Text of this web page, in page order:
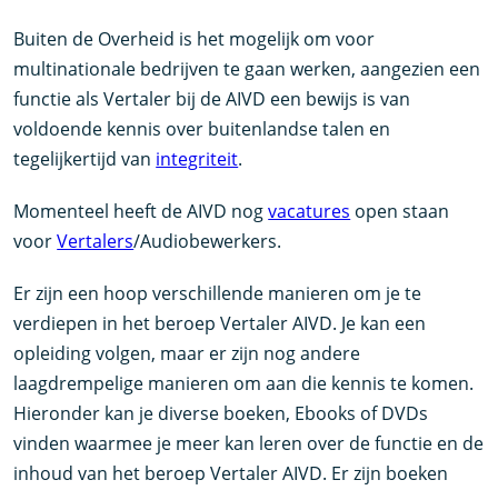
Buiten de Overheid is het mogelijk om voor
multinationale bedrijven te gaan werken, aangezien een
functie als Vertaler bij de AIVD een bewijs is van
voldoende kennis over buitenlandse talen en
tegelijkertijd van integriteit.
Momenteel heeft de AIVD nogvacatures open staan
voorVertalers/Audiobewerkers.
Er zijn een hoop verschillende manieren om je te
verdiepen in het beroep Vertaler AIVD. Je kan een
opleiding volgen, maar er zijn nog andere
laagdrempelige manieren om aan die kennis te komen.
Hieronder kan je diverse boeken, Ebooks of DVDs
vinden waarmee je meer kan leren over de functie en de
inhoud van het beroep Vertaler AIVD. Er zijn boeken